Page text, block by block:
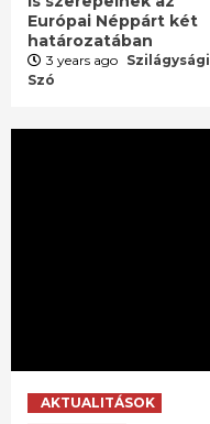
Európai Néppárt két
határozatában
3 years ago Szilágysági
Szó
AKTUALITÁSOK